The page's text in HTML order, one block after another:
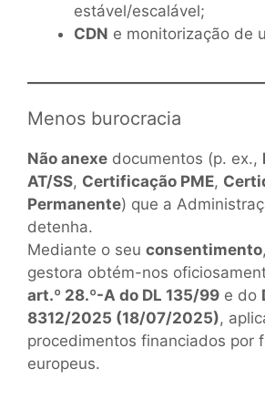
estável/escalável;
CDN e monitorização de
Menos burocracia
Não anexe documentos (p. ex.,
AT/SS, Certificação PME,
Permanente) que a
detenha.
Mediante o seu consentimento
gestora obtém-nos
art.º 28.º-A do DL 135/99 e do
8312/2025 (18/07/2025),
procedimentos financiados por
europeus.